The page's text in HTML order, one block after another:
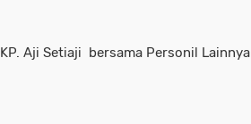
Aji Setiaji bersama Personil Lainnya